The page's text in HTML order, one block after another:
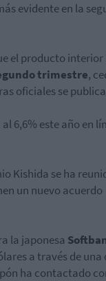
evidente en la
el producto
trimestre,
oficiales se
6,6% este año en
Kishida se ha
un nuevo acuerdo
la japonesa
a través de una
ha contactado